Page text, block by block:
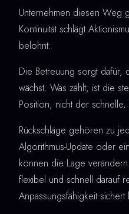
Unternehmen diesen Weg
Kontinuität schlägt
belohnt.
Die Betreuung sorgt dafür,
wächst. Was zählt, ist die
Position, nicht der
Rückschläge gehören zu
Algorithmus-Update oder
können die Lage
flexibel und schnell darauf
Anpassungsfähigkeit